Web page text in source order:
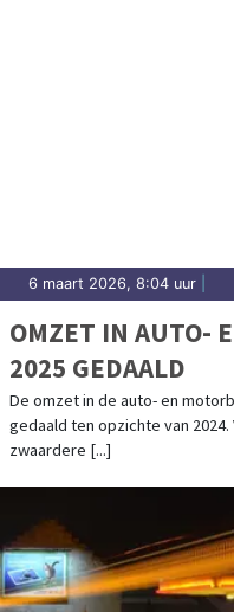
6 maart 2026, 8:04 uur
OMZET IN AUTO-
2025 GEDAALD
De omzet in de auto- en
gedaald ten opzichte van
zwaardere [...]